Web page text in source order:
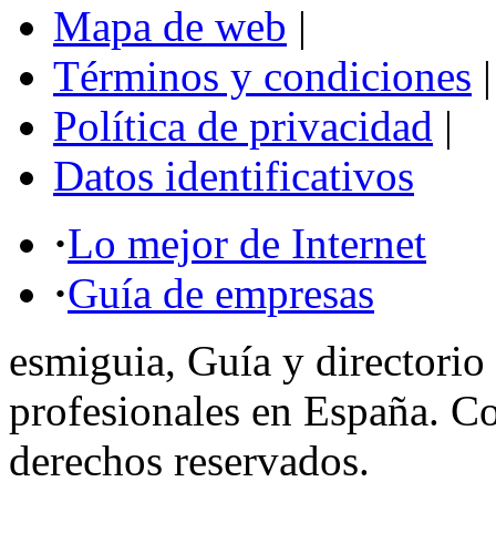
Mapa de web |
Términos y condiciones |
Política de privacidad |
Datos identificativos
·Lo mejor de Internet
·Guía de empresas
esmiguia, Guía y directorio
profesionales en España.
derechos reservados.